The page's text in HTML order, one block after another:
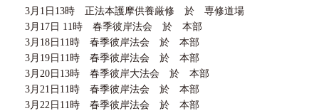
3月1日13時 正法本護摩供養厳修 於 専修道場
3月17日 11時 春季彼岸法会 於 本部
3月18日11時 春季彼岸法会 於 本部
3月19日11時 春季彼岸法会 於 本部
3月20日13時 春季彼岸大法会 於 本部
3月21日11時 春季彼岸法会 於 本部
3月22日11時 春季彼岸法会 於 本部